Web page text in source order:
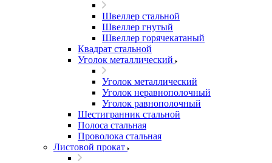
Швеллер стальной
Швеллер гнутый
Швеллер горячекатаный
Квадрат стальной
Уголок металлический
Уголок металлический
Уголок неравнополочный
Уголок равнополочный
Шестигранник стальной
Полоса стальная
Проволока стальная
Листовой прокат